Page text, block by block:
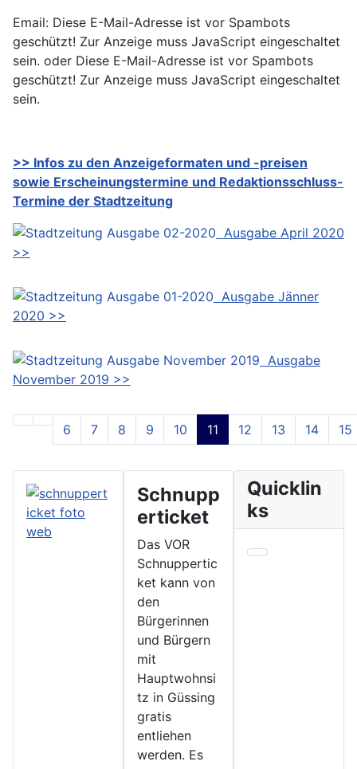
Email: Diese E-Mail-Adresse ist vor Spambots
geschützt! Zur Anzeige muss JavaScript eingeschaltet
sein. oder Diese E-Mail-Adresse ist vor Spambots
geschützt! Zur Anzeige muss JavaScript eingeschaltet
sein.
>> Infos zu den Anzeigeformaten und -preisen
sowie Erscheinungstermine und Redaktionsschluss-
Termine der Stadtzeitung
Ausgabe April 2020
>>
Ausgabe Jänner
2020 >>
Ausgabe
November 2019 >>
6 7 8 9 10 11 12 13 14 15
Schnupp
erticket
Das VOR
Schnuppertic
ket kann von
den
Bürgerinnen
und Bürgern
mit
Hauptwohnsi
tz in Güssing
gratis
entliehen
werden. Es
Quicklin
ks